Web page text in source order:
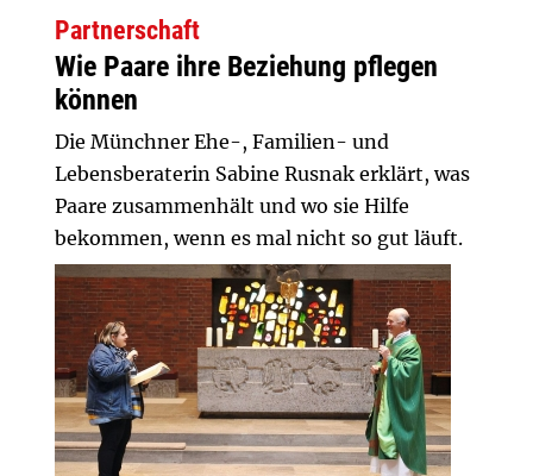
Partnerschaft
Wie Paare ihre Beziehung pflegen
können
Die Münchner Ehe-, Familien- und
Lebensberaterin Sabine Rusnak erklärt, was
Paare zusammenhält und wo sie Hilfe
bekommen, wenn es mal nicht so gut läuft.